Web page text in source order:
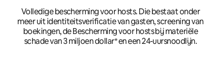
Volledige bescherming voor hosts. Die bestaat onder
meer uit identiteitsverificatie van gasten, screening van
boekingen, de Bescherming voor hosts bij materiële
schade van 3 miljoen dollar* en een 24-uursnoodlijn.